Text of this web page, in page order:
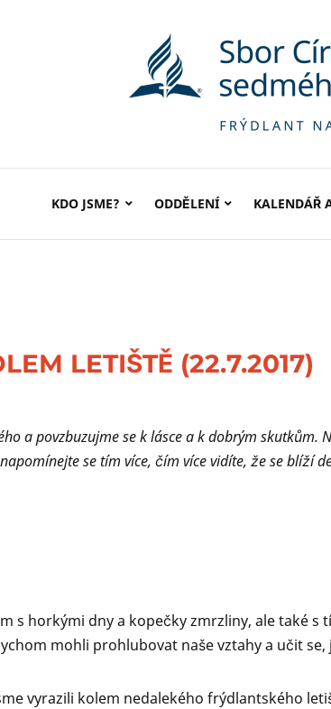
KDO JSME? ODDĚLENÍ KALENDÁŘ
LETIŠTĚ (22.7.2017)
a povzbuzujme se k lásce a k dobrým skutkům.
se tím více, čím více vidíte, že se blíží
s horkými dny a kopečky zmrzliny, ale také
mohli prohlubovat naše vztahy a učit
vyrazili kolem nedalekého frýdlantského